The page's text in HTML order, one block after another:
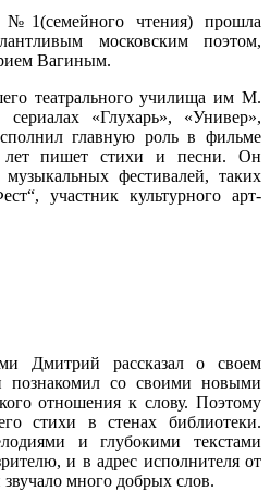
№1(семейного чтения) прошла
московским поэтом,
Вагиным.
театрального училища им М.
«Глухарь», «Универ»,
главную роль в фильме
пишет стихи и песни. Он
фестивалей, таких
участник культурного арт-
Дмитрий рассказал о своем
познакомил со своими новыми
отношения к слову. Поэтому
стихи в стенах библиотеки.
и глубокими текстами
и в адрес исполнителя от
много добрых слов.